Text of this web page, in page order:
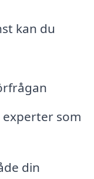
kan du
som
din